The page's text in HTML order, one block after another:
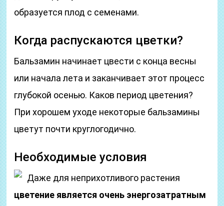
образуется плод с семенами.
Когда распускаются цветки?
Бальзамин начинает цвести с конца весны
или начала лета и заканчивает этот процесс
глубокой осенью. Каков период цветения?
При хорошем уходе некоторые бальзамины
цветут почти круглогодично.
Необходимые условия
Даже для неприхотливого растения
цветение является очень энергозатратным